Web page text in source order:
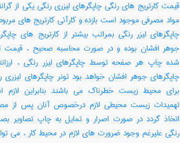
قیمت کارتریج های رنگی چاپگرهای لیزری رنگی یکی از
مواد مصرفی موجود است بازده و کارآئی کارتریج های
چاپگرهای لیزر رنگی بمراتب بیشتر از کارتریج های
جوهر افشان بوده و در صورت محاسبه صحیح ، قیمت
شده چاپ هر صفحه توسط چاپگرهای لیزر رنگی ،
چاپگرهای جوهر افشان خواهد بود تونر چاپگرهای لیزری
برای محیط زیست خطرناک می باشند بنابراین لازم
تهمیدات زیست محیطی لازم درخصوص آنان پس از
اتخاذ گردد در صورت اصرار و تمایل به چاپ تصاویر
رنگی علیرغم وجود ضرورت های لازم در محیط کار ، می